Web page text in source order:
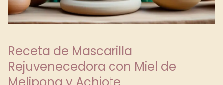
Receta de Mascarilla
Rejuvenecedora con Miel de